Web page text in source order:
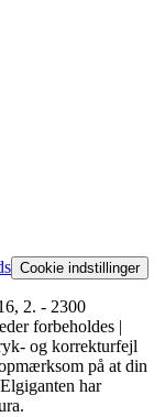
Cookie indstillinger
2. - 2300
forbeholdes |
og korrekturfejl
på at din
har